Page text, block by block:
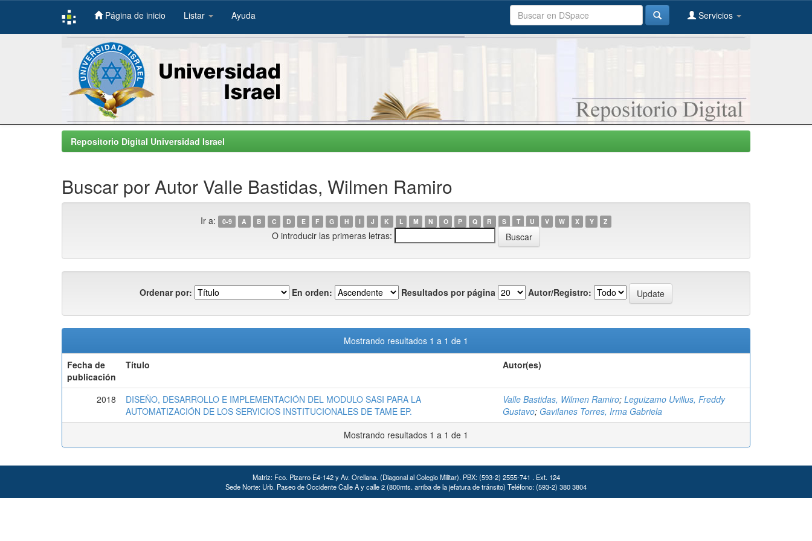
Skip
Página de inicio Listar Ayuda Servicios
Repositorio Digital Universidad Israel
Buscar por Autor Valle Bastidas, Wilmen Ramiro
Ir a: 0-9 A B C D E F G H I J K L M N O P Q R S T U V W X Y Z
O introducir las primeras letras:
Ordenar por: En orden: Resultados por página Autor/Registro:
Mostrando resultados 1 a 1 de 1
Fecha de
publicación
Título Autor(es)
2018
DISEÑO, DESARROLLO E IMPLEMENTACIÓN DEL MODULO SASI PARA LA
AUTOMATIZACIÓN DE LOS SERVICIOS INSTITUCIONALES DE TAME EP.
Valle Bastidas, Wilmen Ramiro; Leguizamo Uvillus, Freddy
Gustavo; Gavilanes Torres, Irma Gabriela
Mostrando resultados 1 a 1 de 1
Matriz: Fco. Pizarro E4-142 y Av. Orellana. (Diagonal al Colegio Militar). PBX: (593-2) 2555-741 . Ext. 124
Sede Norte: Urb. Paseo de Occidente Calle A y calle 2 (800mts. arriba de la jefatura de tránsito) Teléfono: (593-2) 380 3804